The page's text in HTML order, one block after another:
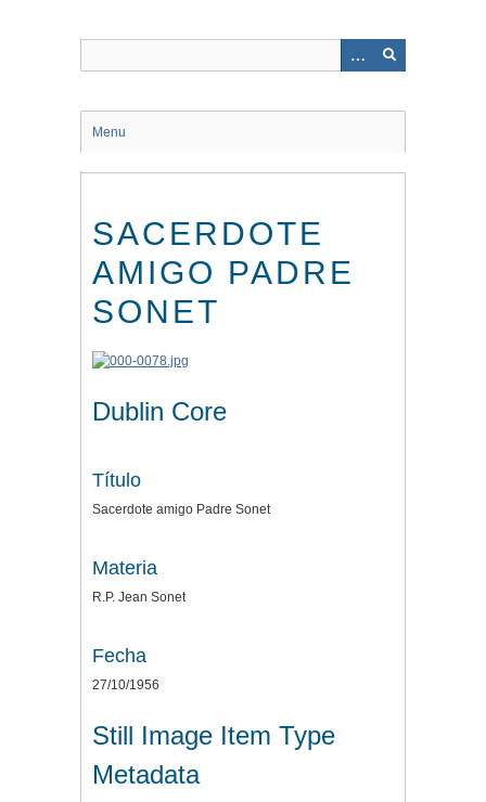
Menu
SACERDOTE
AMIGO PADRE
SONET
Dublin Core
Título
Sacerdote amigo Padre Sonet
Materia
R.P. Jean Sonet
Fecha
27/10/1956
Still Image Item Type
Metadata